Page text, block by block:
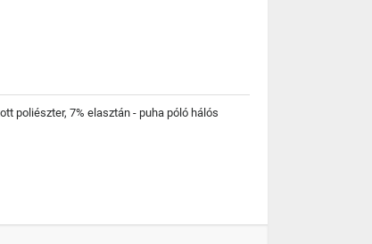
poliészter, 7% elasztán - puha póló hálós